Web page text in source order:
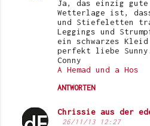
Ja, das einzig
Wetterlage ist,
und Stiefeletten
Leggings und
ein schwarzes
perfekt liebe
Conny
A Hemad und a Hos
ANTWORTEN
Chrissie aus der
26/11/13 12:27